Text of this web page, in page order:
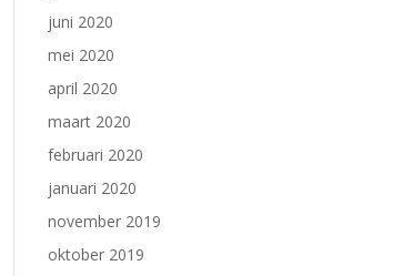
juni 2020
mei 2020
april 2020
maart 2020
februari 2020
januari 2020
november 2019
oktober 2019